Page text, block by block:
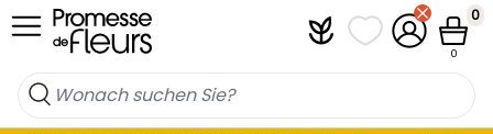
Zum Inhalt springen PlantfitMeineMein Konto
0
0